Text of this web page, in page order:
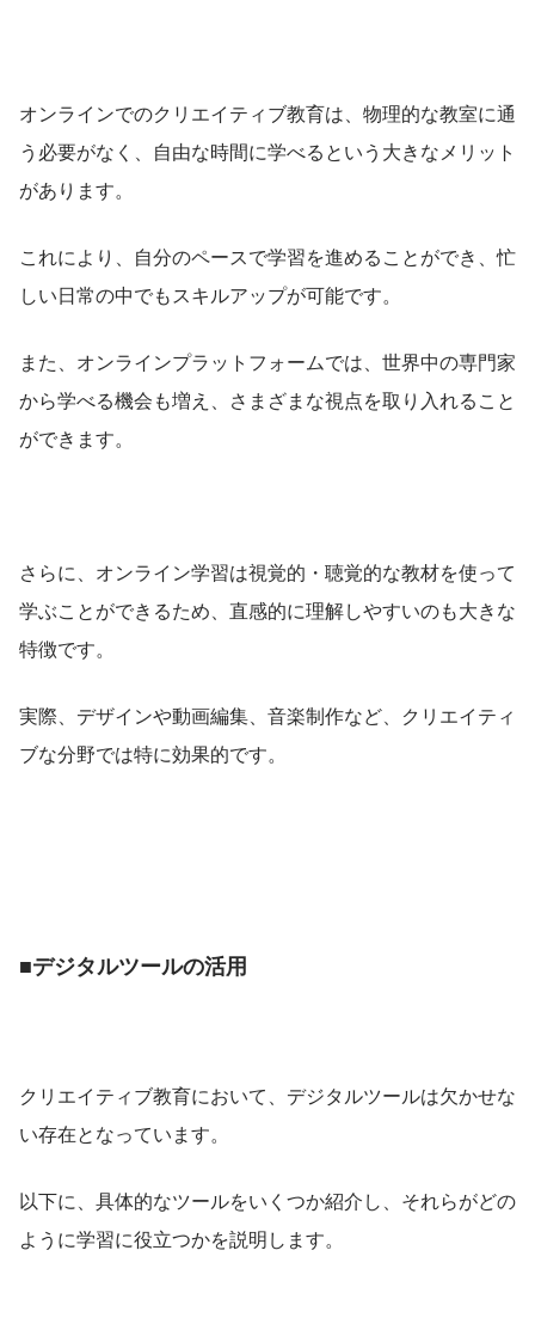
オンラインでのクリエイティブ教育は、物理的な教室に通
う必要がなく、自由な時間に学べるという大きなメリット
があります。
これにより、自分のペースで学習を進めることができ、忙
しい日常の中でもスキルアップが可能です。
また、オンラインプラットフォームでは、世界中の専門家
から学べる機会も増え、さまざまな視点を取り入れること
ができます。
さらに、オンライン学習は視覚的・聴覚的な教材を使って
学ぶことができるため、直感的に理解しやすいのも大きな
特徴です。
実際、デザインや動画編集、音楽制作など、クリエイティ
ブな分野では特に効果的です。
■デジタルツールの活用
クリエイティブ教育において、デジタルツールは欠かせな
い存在となっています。
以下に、具体的なツールをいくつか紹介し、それらがどの
ように学習に役立つかを説明します。